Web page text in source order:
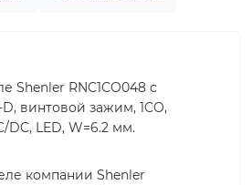
Shenler RNC1CO048 с
винтовой зажим, 1CO,
DC, LED, W=6.2 мм.
компании Shenler